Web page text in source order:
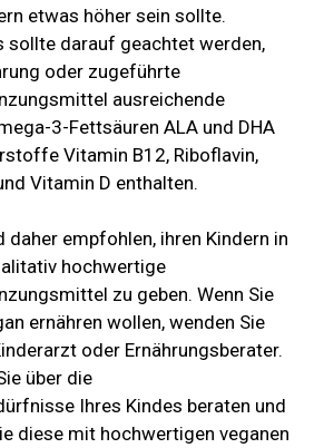
etwas höher sein sollte.
sollte darauf geachtet werden,
oder zugeführte
ausreichende
3-Fettsäuren ALA und DHA
Vitamin B12, Riboflavin,
Vitamin D enthalten.
daher empfohlen, ihren Kindern in
hochwertige
zu geben. Wenn Sie
ernähren wollen, wenden Sie
oder Ernährungsberater.
über die
Ihres Kindes beraten und
diese mit hochwertigen veganen